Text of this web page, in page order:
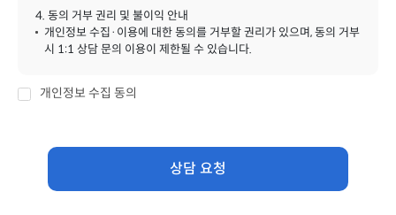
4. 동의 거부 권리 및 불이익 안내
개인정보 수집·이용에 대한 동의를 거부할 권리가 있으며, 동의 거부
시 1:1 상담 문의 이용이 제한될 수 있습니다.
개인정보 수집 동의
상담 요청